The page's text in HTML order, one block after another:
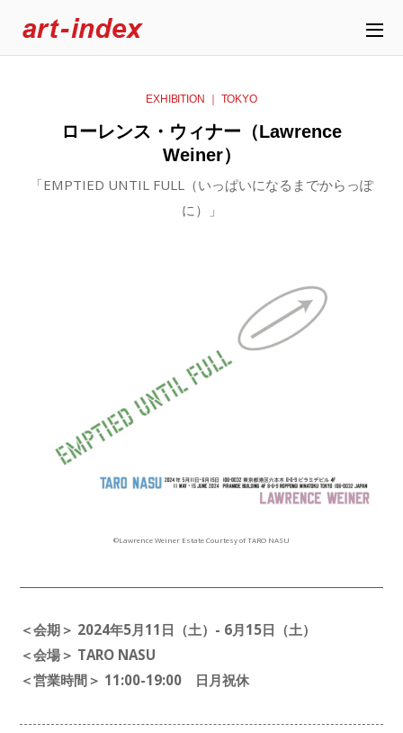
EXHIBITION ｜ TOKYO
ローレンス・ウィナー（Lawrence
Weiner）
「EMPTIED UNTIL FULL（いっぱいになるまでからっぽ
に）」
©︎Lawrence Weiner Estate Courtesy of TARO NASU
＜会期＞ 2024年5月11日（土）- 6月15日（土）
＜会場＞ TARO NASU
＜営業時間＞ 11:00-19:00 日月祝休